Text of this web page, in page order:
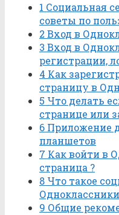
1 Социальная
советы по
2 Вход в
3 Вход в
регистрации,
4 Как
страницу в
5 Что делать
странице или
6 Приложение
планшетов
7 Как войти в
страница ?
8 Что такое
9 Общие